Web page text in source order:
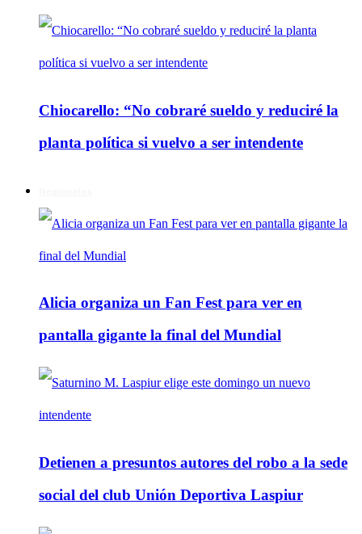
Chiocarello: “No cobraré sueldo y reduciré la
planta política si vuelvo a ser intendente
Alicia organiza un Fan Fest para ver en
pantalla gigante la final del Mundial
Detienen a presuntos autores del robo a la sede
social del club Unión Deportiva Laspiur